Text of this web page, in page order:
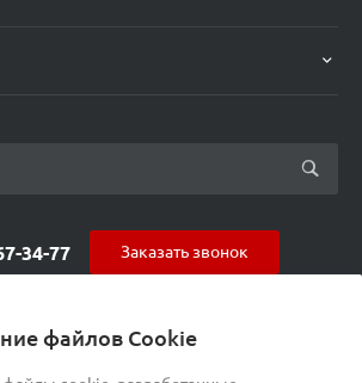
файлов Cookie
34-77
Курчатова 9 (БЦ МАГНЕТОН)
Заказать звонок